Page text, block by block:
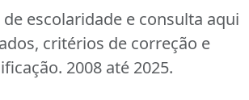
de escolaridade e consulta aqui
critérios de correção e
2008 até 2025.